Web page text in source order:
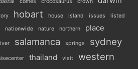
hobart house island issues
listed
nationwide nature northern place
salamanca springs sydney
thailand visit western